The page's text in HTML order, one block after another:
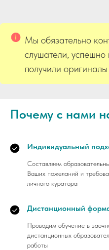
Мы обязательно
слушатели,
получили
Почему с нами
Индивидуальный
Составляем
Ваших пожеланий и
личного куратора
Дистанционный
Проводим обучение в
дистанционных
работы